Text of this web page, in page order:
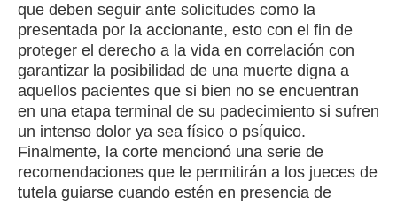
que deben seguir ante solicitudes como la
presentada por la accionante, esto con el fin de
proteger el derecho a la vida en correlación con
garantizar la posibilidad de una muerte digna a
aquellos pacientes que si bien no se encuentran
en una etapa terminal de su padecimiento si sufren
un intenso dolor ya sea físico o psíquico.
Finalmente, la corte mencionó una serie de
recomendaciones que le permitirán a los jueces de
tutela guiarse cuando estén en presencia de